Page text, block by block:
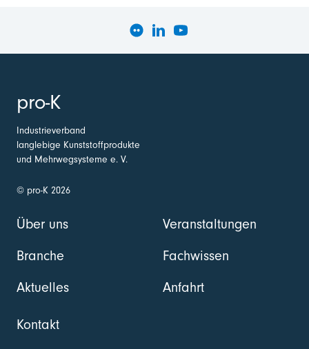
pro-K
Industrieverband
langlebige Kunststoffprodukte
und Mehrwegsysteme e. V.
© pro-K 2026
Über uns
Branche
Aktuelles
Veranstaltungen
Fachwissen
Anfahrt
Kontakt